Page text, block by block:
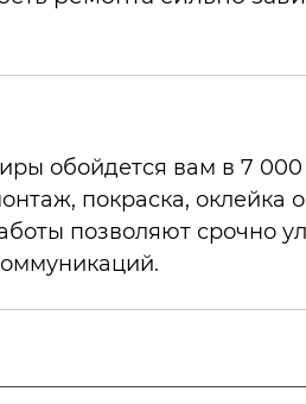
обойдется вам в 7 000
покраска, оклейка
позволяют срочно